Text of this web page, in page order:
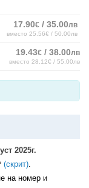
17.90€ / 35.00лв
вместо 25.56€ / 50.00лв
19.43€ / 38.00лв
вместо 28.12€ / 55.00лв
2025г.
(скрит).
на номер и